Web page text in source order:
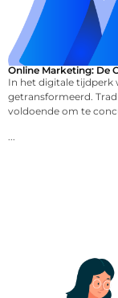
Online Marketing: De
In het digitale tijdperk
getransformeerd.
voldoende om te
...